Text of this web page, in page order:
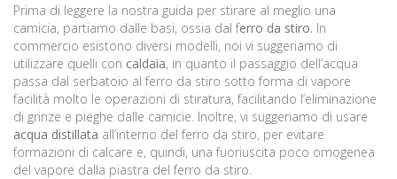
Prima di leggere la nostra guida per stirare al meglio una
camicia, partiamo dalle basi, ossia dal ferro da stiro. In
commercio esistono diversi modelli, noi vi suggeriamo di
utilizzare quelli con caldaia, in quanto il passaggio dell’acqua
passa dal serbatoio al ferro da stiro sotto forma di vapore
facilità molto le operazioni di stiratura, facilitando l’eliminazione
di grinze e pieghe dalle camicie. Inoltre, vi suggeriamo di usare
acqua distillata all’interno del ferro da stiro, per evitare
formazioni di calcare e, quindi, una fuoriuscita poco omogenea
del vapore dalla piastra del ferro da stiro.